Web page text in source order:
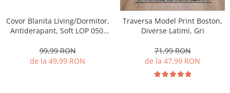
Covor Blanita Living/Dormitor,
Antiderapant, Soft LOP 050,
99,99 RON
de la 49,99 RON
Traversa Model Print Boston,
Diverse Latimi, Gri
71,99 RON
de la 47,99 RON